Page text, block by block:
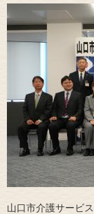
山口市介護サービ